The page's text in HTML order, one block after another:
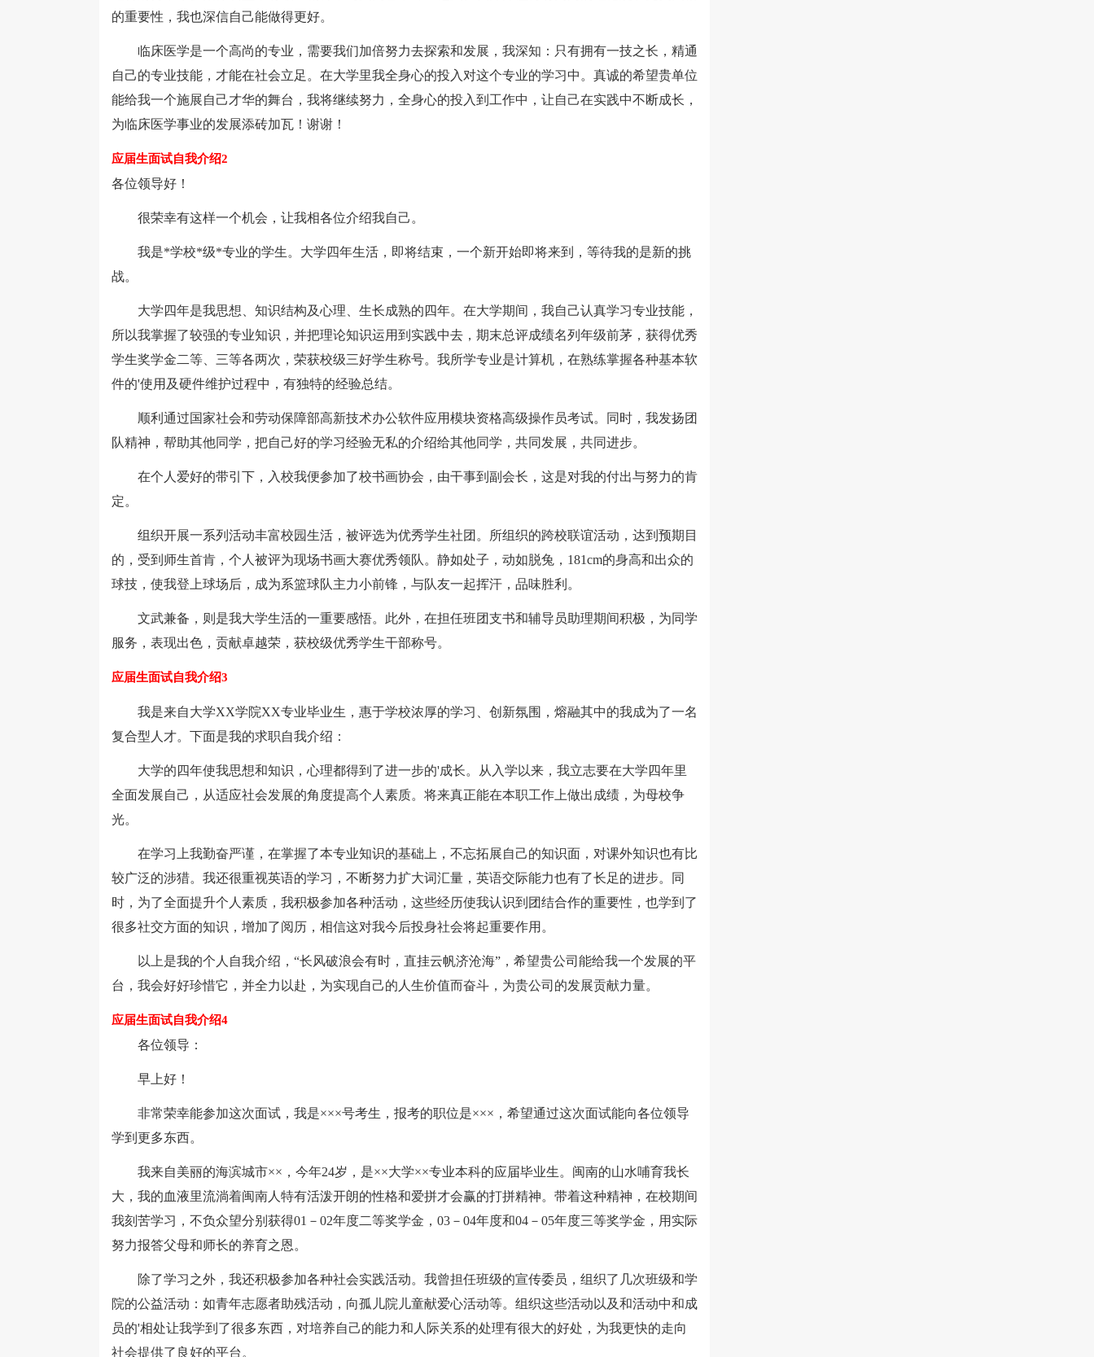
的重要性，我也深信自己能做得更好。
临床医学是一个高尚的专业，需要我们加倍努力去探索和发展，我深知：只有拥有一技之长，精通
自己的专业技能，才能在社会立足。在大学里我全身心的投入对这个专业的学习中。真诚的希望贵单位
能给我一个施展自己才华的舞台，我将继续努力，全身心的投入到工作中，让自己在实践中不断成长，
为临床医学事业的发展添砖加瓦！谢谢！
应届生面试自我介绍2
各位领导好！
很荣幸有这样一个机会，让我相各位介绍我自己。
我是*学校*级*专业的学生。大学四年生活，即将结束，一个新开始即将来到，等待我的是新的挑
战。
大学四年是我思想、知识结构及心理、生长成熟的四年。在大学期间，我自己认真学习专业技能，
所以我掌握了较强的专业知识，并把理论知识运用到实践中去，期末总评成绩名列年级前茅，获得优秀
学生奖学金二等、三等各两次，荣获校级三好学生称号。我所学专业是计算机，在熟练掌握各种基本软
件的'使用及硬件维护过程中，有独特的经验总结。
顺利通过国家社会和劳动保障部高新技术办公软件应用模块资格高级操作员考试。同时，我发扬团
队精神，帮助其他同学，把自己好的学习经验无私的介绍给其他同学，共同发展，共同进步。
在个人爱好的带引下，入校我便参加了校书画协会，由干事到副会长，这是对我的付出与努力的肯
定。
组织开展一系列活动丰富校园生活，被评选为优秀学生社团。所组织的跨校联谊活动，达到预期目
的，受到师生首肯，个人被评为现场书画大赛优秀领队。静如处子，动如脱兔，181cm的身高和出众的
球技，使我登上球场后，成为系篮球队主力小前锋，与队友一起挥汗，品味胜利。
文武兼备，则是我大学生活的一重要感悟。此外，在担任班团支书和辅导员助理期间积极，为同学
服务，表现出色，贡献卓越荣，获校级优秀学生干部称号。
应届生面试自我介绍3
我是来自大学XX学院XX专业毕业生，惠于学校浓厚的学习、创新氛围，熔融其中的我成为了一名
复合型人才。下面是我的求职自我介绍：
大学的四年使我思想和知识，心理都得到了进一步的'成长。从入学以来，我立志要在大学四年里
全面发展自己，从适应社会发展的角度提高个人素质。将来真正能在本职工作上做出成绩，为母校争
光。
在学习上我勤奋严谨，在掌握了本专业知识的基础上，不忘拓展自己的知识面，对课外知识也有比
较广泛的涉猎。我还很重视英语的学习，不断努力扩大词汇量，英语交际能力也有了长足的进步。同
时，为了全面提升个人素质，我积极参加各种活动，这些经历使我认识到团结合作的重要性，也学到了
很多社交方面的知识，增加了阅历，相信这对我今后投身社会将起重要作用。
以上是我的个人自我介绍，“长风破浪会有时，直挂云帆济沧海”，希望贵公司能给我一个发展的平
台，我会好好珍惜它，并全力以赴，为实现自己的人生价值而奋斗，为贵公司的发展贡献力量。
应届生面试自我介绍4
各位领导：
早上好！
非常荣幸能参加这次面试，我是×××号考生，报考的职位是×××，希望通过这次面试能向各位领导
学到更多东西。
我来自美丽的海滨城市××，今年24岁，是××大学××专业本科的应届毕业生。闽南的山水哺育我长
大，我的血液里流淌着闽南人特有活泼开朗的性格和爱拼才会赢的打拼精神。带着这种精神，在校期间
我刻苦学习，不负众望分别获得01－02年度二等奖学金，03－04年度和04－05年度三等奖学金，用实际
努力报答父母和师长的养育之恩。
除了学习之外，我还积极参加各种社会实践活动。我曾担任班级的宣传委员，组织了几次班级和学
院的公益活动：如青年志愿者助残活动，向孤儿院儿童献爱心活动等。组织这些活动以及和活动中和成
员的'相处让我学到了很多东西，对培养自己的能力和人际关系的处理有很大的好处，为我更快的走向
社会提供了良好的平台。